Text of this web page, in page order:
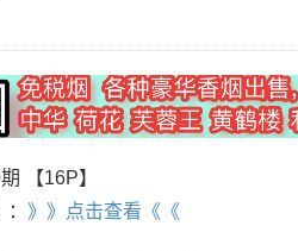
【16P】
》》点击查看《《